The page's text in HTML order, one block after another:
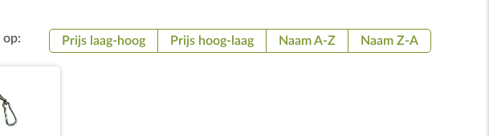
op: Prijs laag-hoog Prijs hoog-laag Naam A-Z Naam Z-A